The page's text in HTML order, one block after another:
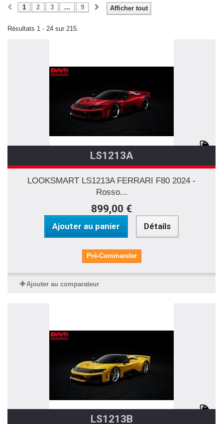
Afficher tout
1 2 3 ... 9
Résultats 1 - 24 sur 215.
LS1213A
LOOKSMART LS1213A FERRARI F80 2024 -
Rosso...
899,00 €
Ajouter au panier Détails
Pré-Commander
Ajouter au comparateur
LS1213B